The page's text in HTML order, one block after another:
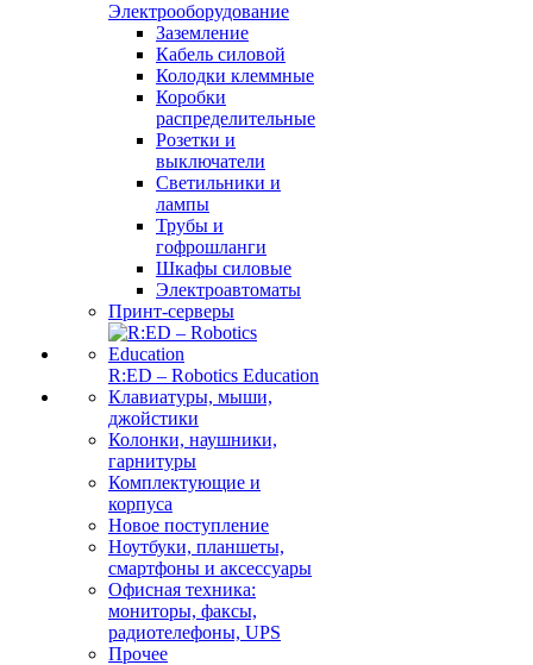
Электрооборудование
Заземление
Кабель силовой
Колодки клеммные
Коробки
распределительные
Розетки и
выключатели
Светильники и
лампы
Трубы и
гофрошланги
Шкафы силовые
Электроавтоматы
Принт-серверы
R:ED – Robotics Education
Клавиатуры, мыши,
джойстики
Колонки, наушники,
гарнитуры
Комплектующие и
корпуса
Новое поступление
Ноутбуки, планшеты,
смартфоны и аксессуары
Офисная техника:
мониторы, факсы,
радиотелефоны, UPS
Прочее